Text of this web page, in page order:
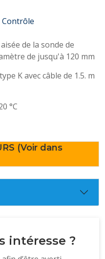
Contrôle
de la sonde de
de jusqu'à 120 mm
K avec câble de 1.5. m
°C
(Voir dans
intéresse ?